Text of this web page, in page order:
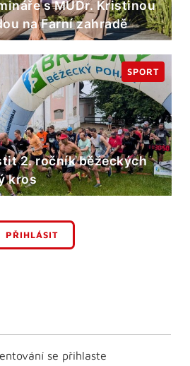
s MUDr. Kristinou
na Farní zahradě
2. ročník běžeckých
kros
SPORT
PŘIHLÁSIT
se přihlaste